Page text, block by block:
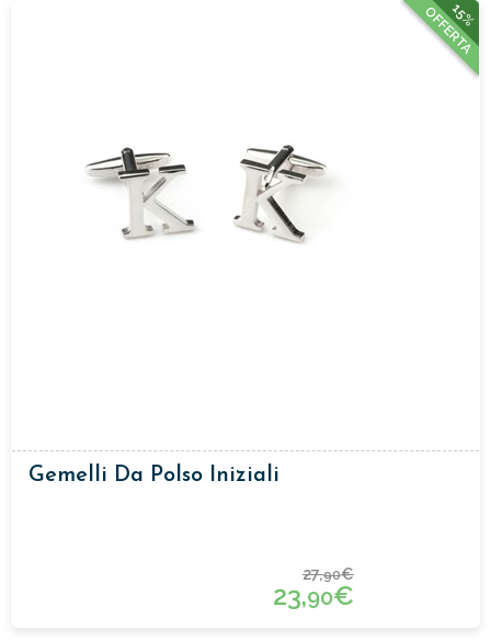
15%
OFFERTA
Gemelli Da Polso Iniziali
27,90€
23,90€